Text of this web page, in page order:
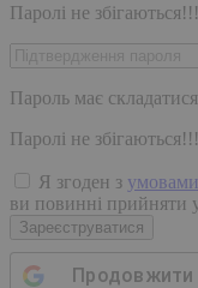
Паролі не збігаються!!!
Пароль має
Паролі не збігаються!!!
Я згоден з
ви повинні прийняти
Зареєструватися
Продовжити